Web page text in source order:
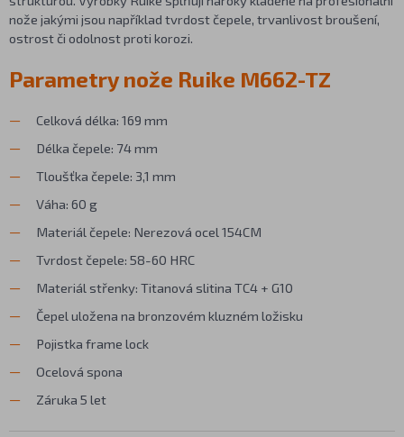
nože jakými jsou například tvrdost čepele, trvanlivost broušení,
ostrost či odolnost proti korozi.
Parametry nože Ruike M662-TZ
Celková délka: 169 mm
Délka čepele: 74 mm
Tloušťka čepele: 3,1 mm
Váha: 60 g
Materiál čepele: Nerezová ocel 154CM
Tvrdost čepele: 58-60 HRC
Materiál střenky: Titanová slitina TC4 + G10
Čepel uložena na bronzovém kluzném ložisku
Pojistka frame lock
Ocelová spona
Záruka 5 let